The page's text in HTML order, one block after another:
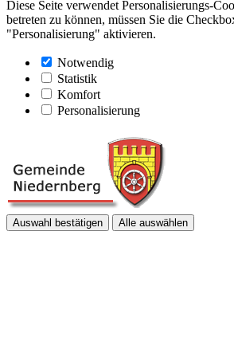
Diese Seite verwendet Personalisierungs-
betreten zu können, müssen Sie die
"Personalisierung" aktivieren.
Notwendig
Statistik
Komfort
Personalisierung
Auswahl bestätigen Alle auswählen